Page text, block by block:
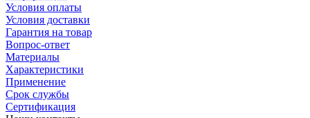
Условия оплаты
Условия доставки
Гарантия на товар
Вопрос-ответ
Материалы
Характеристики
Применение
Срок службы
Сертификация